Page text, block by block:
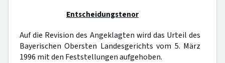
Entscheidungstenor
Auf die Revision des Angeklagten wird das Urteil des
Bayerischen Obersten Landesgerichts vom 5. März
1996 mit den Feststellungen aufgehoben.